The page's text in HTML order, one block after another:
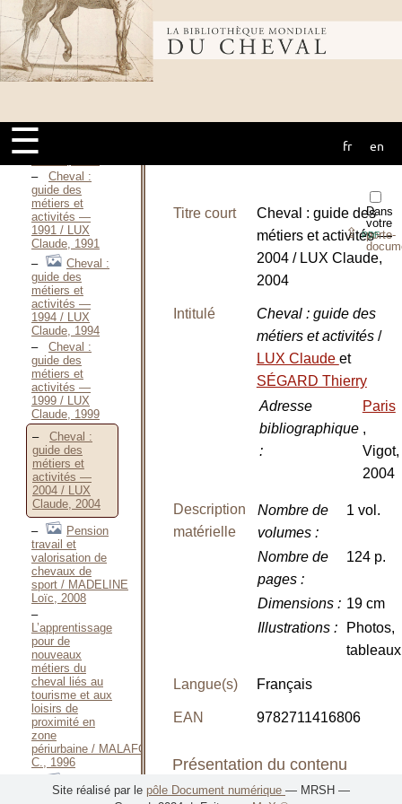
Bibliothèque
mondiale du
cheval
☰ fr en
filière cheval en
France,
application aux
vétérinaires et
aux maréchaux
ferrants / LOYER
Le nouveau
palefrenier
soigneur / LUX
Cheval :
guide des
métiers et
activités —
1991 / LUX
Claude, 1991
Cheval :
guide des
métiers et
activités —
1994 / LUX
Claude, 1994
Cheval :
guide des
métiers et
activités —
1999 / LUX
Claude, 1999
Cheval :
guide des
métiers et
activités —
2004 / LUX
Claude, 2004
Pension
travail et
valorisation de
chevaux de
sport / MADELINE
Loïc, 2008
L’apprentissage
pour de
nouveaux
métiers du
cheval liés au
tourisme et aux
loisirs de
proximité en
zone
périurbaine / MALAFOSSE
C., 1996
relation
Dans
votre
porte-
⇪PDF
Titre court
Cheval : guide des
métiers et activités —
2004 / LUX Claude,
2004
Intitulé
Cheval : guide des
métiers et activités /
LUX Claude et
SÉGARD Thierry
Adresse
bibliographique
:
Paris
,
Vigot,
2004
Description
matérielle
Nombre de
volumes:
1 vol.
Nombre de
pages:
124 p.
Dimensions: 19 cm
Illustrations:
Photos,
tableaux
Langue(s) Français
EAN 9782711416806
Présentation du contenu
Site réalisé par le pôle Document numérique — MRSH —